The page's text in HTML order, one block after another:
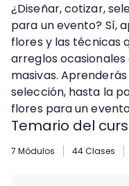
¿Diseñar, cotizar,
para un evento? Sí,
flores y las técnicas
arreglos
masivas.
selección, hasta la
flores para un
Temario del
7 Módulos 44 Clases